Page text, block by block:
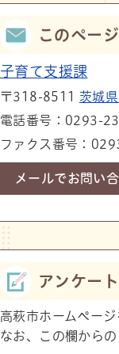
このペー
子育て支援課
〒318-8511 茨城
電話番号：0293-
ファクス番号：
メールでお問い
アンケート
高萩市ホームペー
なお、この欄から